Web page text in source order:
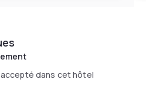
dans cet hôtel